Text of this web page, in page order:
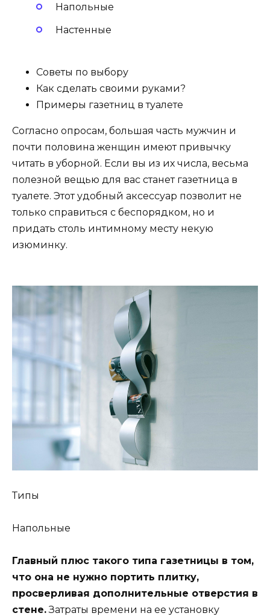
Напольные
Настенные
Советы по выбору
Как сделать своими руками?
Примеры газетниц в туалете
Согласно опросам, большая часть мужчин и
почти половина женщин имеют привычку
читать в уборной. Если вы из их числа, весьма
полезной вещью для вас станет газетница в
туалете. Этот удобный аксессуар позволит не
только справиться с беспорядком, но и
придать столь интимному месту некую
изюминку.
Типы
Напольные
Главный плюс такого типа газетницы в том,
что она не нужно портить плитку,
просверливая дополнительные отверстия в
стене.Затраты времени на ее установку